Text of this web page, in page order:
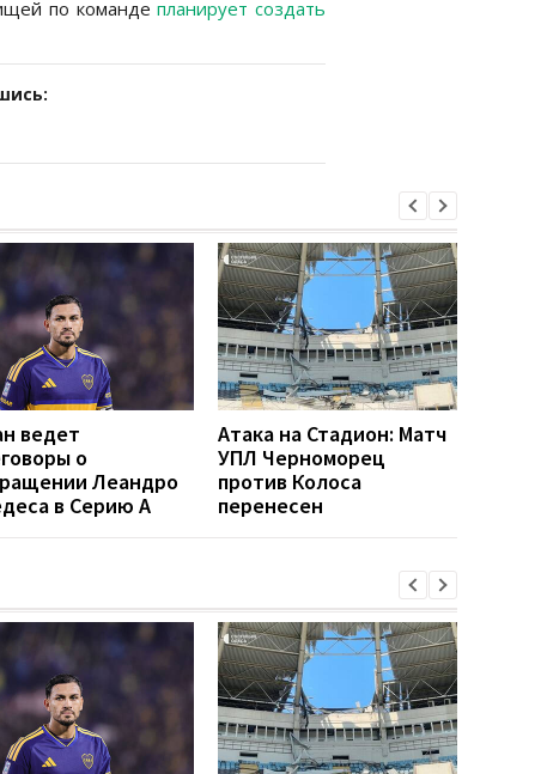
по командепланирует создать
ведет
о
Леандро
в Серию А
Атака на Стадион: Матч
УПЛ Черноморец
против Колоса
перенесен